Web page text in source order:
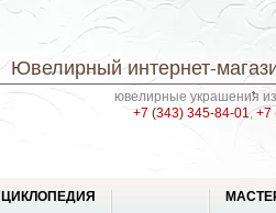
Ювелирный интернет-
ювелирные украшения
+7 (343) 345-84-01,+7